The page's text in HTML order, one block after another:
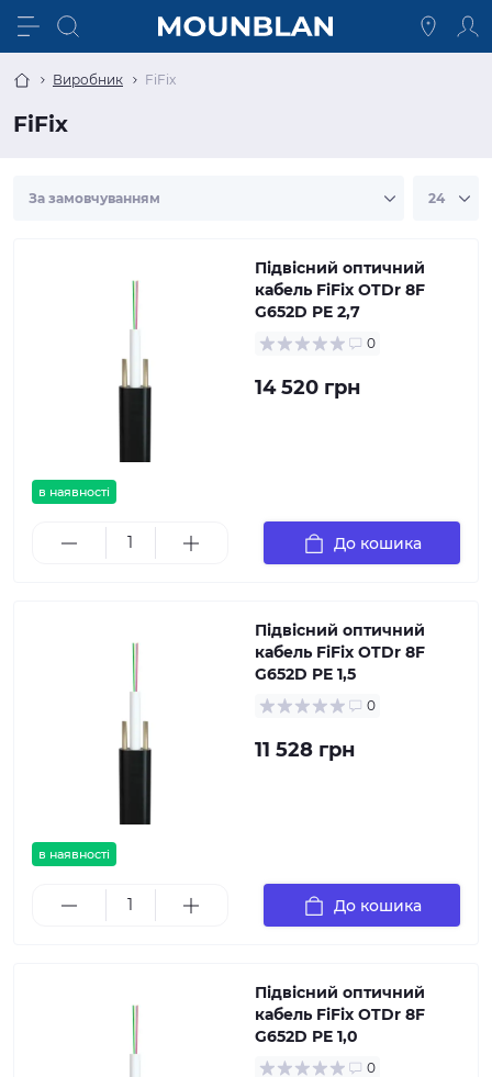
Виробник FiFix
FiFix
в наявності
Підвісний оптичний
кабель FiFix OTDr 8F
G652D PE 2,7
0
14 520 грн
До кошика
в наявності
Підвісний оптичний
кабель FiFix OTDr 8F
G652D PE 1,5
0
11 528 грн
До кошика
Підвісний оптичний
кабель FiFix OTDr 8F
G652D PE 1,0
0